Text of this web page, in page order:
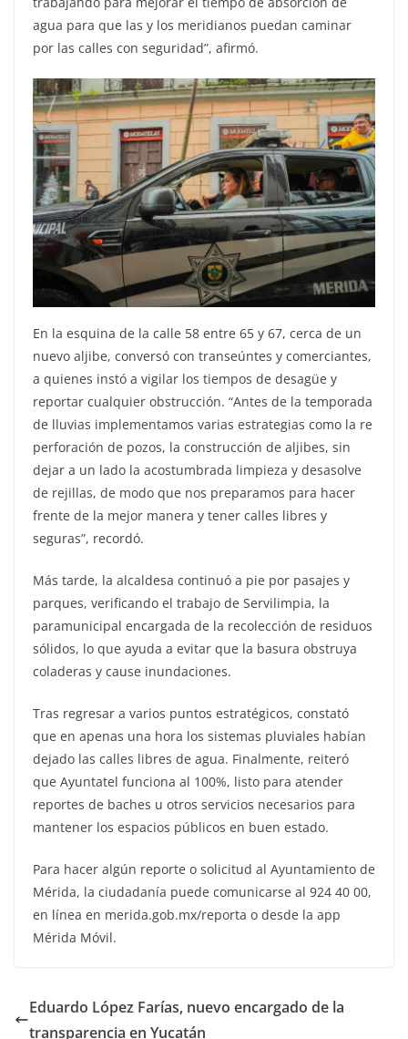
agua para que las y los meridianos puedan caminar
por las calles con seguridad”, afirmó.
En la esquina de la calle 58 entre 65 y 67, cerca de un
nuevo aljibe, conversó con transeúntes y comerciantes,
a quienes instó a vigilar los tiempos de desagüe y
reportar cualquier obstrucción. “Antes de la temporada
de lluvias implementamos varias estrategias como la re
perforación de pozos, la construcción de aljibes, sin
dejar a un lado la acostumbrada limpieza y desasolve
de rejillas, de modo que nos preparamos para hacer
frente de la mejor manera y tener calles libres y
seguras”, recordó.
Más tarde, la alcaldesa continuó a pie por pasajes y
parques, verificando el trabajo de Servilimpia, la
paramunicipal encargada de la recolección de residuos
sólidos, lo que ayuda a evitar que la basura obstruya
coladeras y cause inundaciones.
Tras regresar a varios puntos estratégicos, constató
que en apenas una hora los sistemas pluviales habían
dejado las calles libres de agua. Finalmente, reiteró
que Ayuntatel funciona al 100%, listo para atender
reportes de baches u otros servicios necesarios para
mantener los espacios públicos en buen estado.
Para hacer algún reporte o solicitud al Ayuntamiento de
Mérida, la ciudadanía puede comunicarse al 924 40 00,
en línea en merida.gob.mx/reporta o desde la app
Mérida Móvil.
Eduardo López Farías, nuevo encargado de la
transparencia en Yucatán